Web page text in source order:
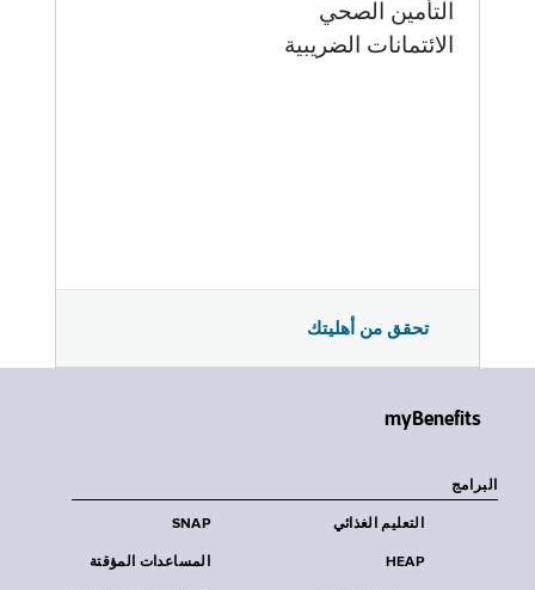
التأمين الصحي
الائتمانات الضريبية
تحقق من أهليتك
myBenefits
البرامج
SNAP التعليم الغذائي
المساعدات المؤقتة HEAP